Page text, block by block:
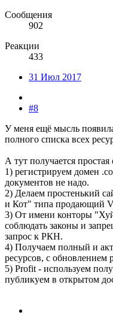
Сообщения
902
Реакции
433
31 Июл 2017
#8
У меня ещё мысль
полного списка всех
А тут получается простая
1) регистрируем домен
документов не надо.
2) Делаем простенький
и Кот" типа продающий
3) От имени конторы
соблюдать законы и
запрос к РКН.
4) Получаем полный и
ресурсов, с обновлением
5) Profit - используем
публикуем в открытом